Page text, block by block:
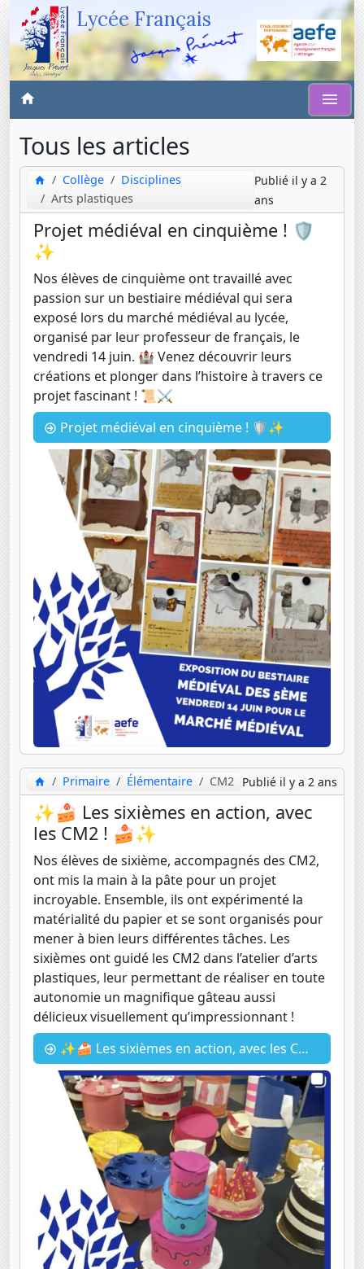
Lycée Français
Tous les articles
Collège
Disciplines
Arts plastiques
Publié il y a 2
ans
Projet médiéval en cinquième ! 🛡️
✨
Nos élèves de cinquième ont travaillé avec
passion sur un bestiaire médiéval qui sera
exposé lors du marché médiéval au lycée,
organisé par leur professeur de français, le
vendredi 14 juin. 🏰 Venez découvrir leurs
créations et plonger dans l’histoire à travers ce
projet fascinant ! 📜⚔️
Projet médiéval en cinquième ! 🛡️✨
Primaire Élémentaire CM2 Publié il y a 2 ans
✨🍰 Les sixièmes en action, avec
les CM2 ! 🍰✨
Nos élèves de sixième, accompagnés des CM2,
ont mis la main à la pâte pour un projet
incroyable. Ensemble, ils ont expérimenté la
matérialité du papier et se sont organisés pour
mener à bien leurs différentes tâches. Les
sixièmes ont guidé les CM2 dans l’atelier d’arts
plastiques, leur permettant de réaliser en toute
autonomie un magnifique gâteau aussi
délicieux visuellement qu’impressionnant !
✨🍰 Les sixièmes en action, avec les CM2 ! 🍰✨